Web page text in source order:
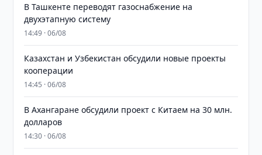
В Ташкенте переводят газоснабжение на
двухэтапную систему
14:49 · 06/08
Казахстан и Узбекистан обсудили новые проекты
кооперации
14:45 · 06/08
В Ахангаране обсудили проект с Китаем на 30 млн.
долларов
14:30 · 06/08